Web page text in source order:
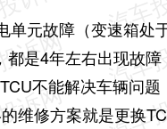
元故障（变速箱处
是4年左右出现故
不能解决车辆问
维修方案就是更换